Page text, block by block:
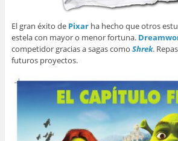
El gran éxito de Pixarha hecho que otros
estela con mayor o menor fortuna.
competidor gracias a sagas como Shrek.
futuros proyectos.